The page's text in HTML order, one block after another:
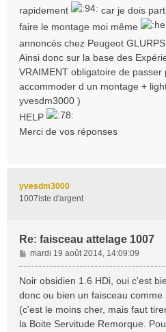
rapidement
car je dois
faire le montage moi même
annoncés chez Peugeot GLURPS
Ainsi donc sur la base des
VRAIMENT obligatoire de
accommoder d un montage +
yvesdm3000 )
HELP
Merci de vos réponses
yvesdm3000
1007iste d'argent
Re: faisceau attelage 1007
M
e
s
g
e
mardi 19 août 2014, 14:09:09
Noir obsidien 1.6 HDi, oui c'est
donc ou bien un faisceau
(c'est le moins cher, mais faut
la Boite Servitude Remorque.